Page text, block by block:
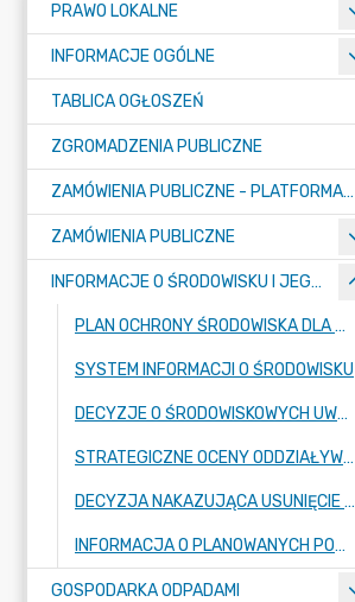
PRAWO LOKALNE
INFORMACJE OGÓLNE
TABLICA OGŁOSZEŃ
ZGROMADZENIA PUBLICZNE
ZAMÓWIENIA PUBLICZNE - PLATFORMA ZAKUPOWA (OD 01.05.2025R.)
ZAMÓWIENIA PUBLICZNE
INFORMACJE O ŚRODOWISKU I JEGO OCHRONIE
PLAN OCHRONY ŚRODOWISKA DLA GMINY RASZYN
SYSTEM INFORMACJI O ŚRODOWISKU
DECYZJE O ŚRODOWISKOWYCH UWARUNKOWANIACH
STRATEGICZNE OCENY ODDZIAŁYWANIA NA ŚRODOWISKO
DECYZJA NAKAZUJĄCA USUNIĘCIE ODPADÓW Z NIERUCHOMOŚCI
INFORMACJA O PLANOWANYCH POMIARACH PÓL ELEKTROMAGNETYCZNYCH
GOSPODARKA ODPADAMI